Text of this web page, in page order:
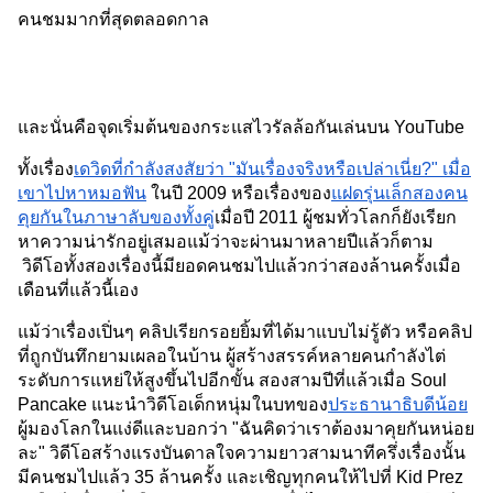
คนชมมากที่สุดตลอดกาล
และนั่นคือจุดเริ่มต้นของกระแสไวรัลล้อกันเล่นบน YouTube
ทั้งเรื่องเดวิดที่กำลังสงสัยว่า "มันเรื่องจริงหรือเปล่าเนี่ย?" เมื่อ
เขาไปหาหมอฟัน ในปี 2009 หรือเรื่องของแฝดรุ่นเล็กสองคน
คุยกันในภาษาลับของทั้งคู่เมื่อปี 2011 ผู้ชมทั่วโลกก็ยังเรียก
หาความน่ารักอยู่เสมอแม้ว่าจะผ่านมาหลายปีแล้วก็ตาม
วิดีโอทั้งสองเรื่องนี้มียอดคนชมไปแล้วกว่าสองล้านครั้งเมื่อ
เดือนที่แล้วนี้เอง
แม้ว่าเรื่องเปิ่นๆ คลิปเรียกรอยยิ้มที่ได้มาแบบไม่รู้ตัว หรือคลิป
ที่ถูกบันทึกยามเผลอในบ้าน ผู้สร้างสรรค์หลายคนกำลังไต่
ระดับการแหย่ให้สูงขึ้นไปอีกขั้น สองสามปีที่แล้วเมื่อ Soul
Pancake แนะนำวิดีโอเด็กหนุ่มในบทของประธานาธิบดีน้อย
ผู้มองโลกในแง่ดีและบอกว่า "ฉันคิดว่าเราต้องมาคุยกันหน่อย
ละ" วิดีโอสร้างแรงบันดาลใจความยาวสามนาทีครึ่งเรื่องนั้น
มีคนชมไปแล้ว 35 ล้านครั้ง และเชิญทุกคนให้ไปที่ Kid Prez